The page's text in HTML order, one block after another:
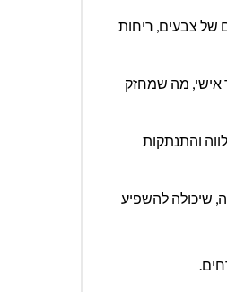
של צבעים, ריחות
אישי, מה שמחזק
והתנתקות
שיכולה להשפיע